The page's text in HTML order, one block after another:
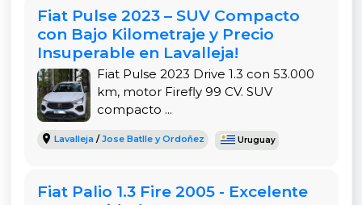
estudiantes, trabajadores independientes y
personas mayores que buscan practicidad,
confiabilidad y costos bajos de mantenimiento.
Además, al tratarse de un modelo muy popular en
Uruguay, se consiguen repuestos fácilmente y la
mayoría de los talleres conocen perfectamente
su mecánica, lo que se traduce en menos gastos
imprevistos y mayor tranquilidad para el
A lo largo de los años, el Fiat Uno ha demostrado
Fiat Pulse 2023 – SUV Compacto
con Bajo Kilometraje y Precio
Insuperable en Lavalleja!
Fiat Pulse 2023 Drive 1.3 con 53.000
km, motor Firefly 99 CV. SUV
compacto ...
Lavalleja /Jose Batlle y Ordoñez Uruguay
Fiat Palio 1.3 Fire 2005 - Excelente